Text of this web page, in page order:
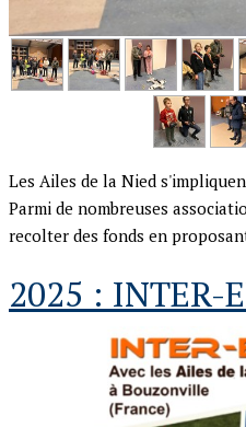
Les Ailes de la Nied
Parmi de nombreuses
recolter des fonds en
2025 : INTER-